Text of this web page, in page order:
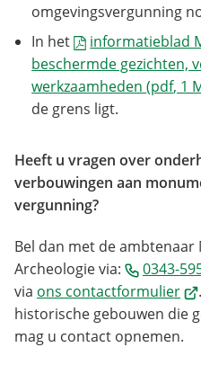
omgevingsvergunning
In het
informatieblad
beschermde gezichten,
werkzaamheden(pdf, 1
de grens ligt.
Heeft u vragen over
verbouwingen aan
vergunning?
Bel dan met de
Archeologie via:
0343-
via ons contactformulier
historische gebouwen die
mag u contact opnemen.